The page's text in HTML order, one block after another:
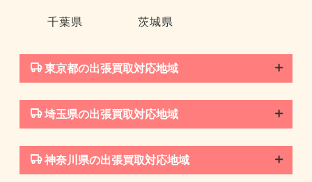
千葉県 茨城県
東京都の出張買取対応地域
埼玉県の出張買取対応地域
神奈川県の出張買取対応地域